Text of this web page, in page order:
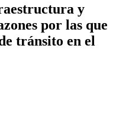
y
por las que
tránsito en el